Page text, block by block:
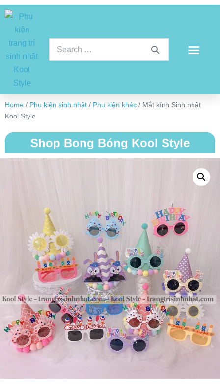
Home / Phụ kiện sinh nhật / Phụ kiện khác / Mắt kính Sinh nhật
Kool Style
Shop Bong Bóng Kool Style